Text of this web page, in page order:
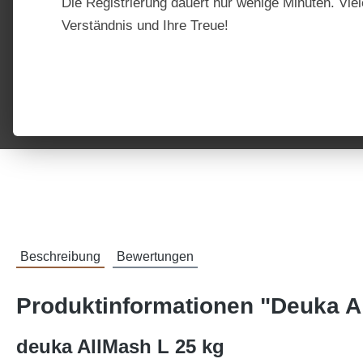
Beschreibung Bewertungen
Produktinformationen "Deuka
deuka AllMash L 25 kg
Die Registrierung dauert nur wenige Minuten.
Verständnis und Ihre Treue!